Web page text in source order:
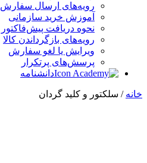
رویه‌های ارسال سفارش
آموزش خرید سازمانی
نحوه دریافت پیش‌فاکتور
رویه‌های بازگرداندن کالا
ویرایش یا لغو سفارش
پرسش‌های پرتکرار
دانشنامه
خانه / سلکتور و کلید گردان